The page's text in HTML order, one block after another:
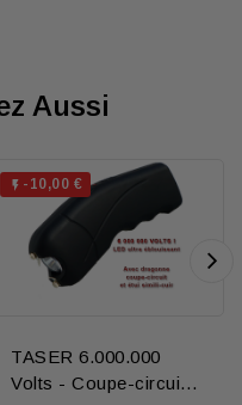
Aussi
 -10,00 €
TASER 6.000.000
Volts - Coupe-circuit